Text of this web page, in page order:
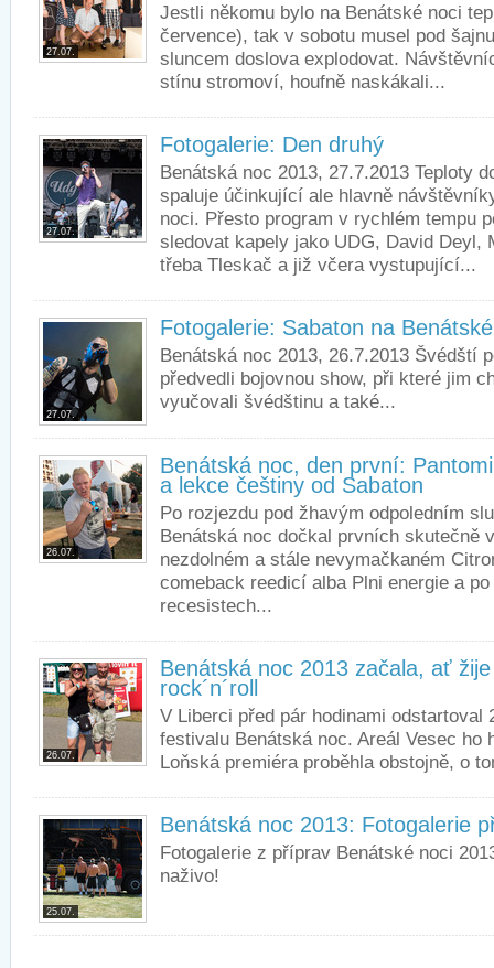
27.07.
Jestli někomu bylo na Benátské noci
července), tak v sobotu musel pod
sluncem doslova explodovat.
stínu stromoví, houfně naskákali...
27.07.
Fotogalerie: Den druhý
Benátská noc 2013, 27.7.2013 Teploty
spaluje účinkující ale hlavně
noci. Přesto program v rychlém tempu
sledovat kapely jako UDG, David Deyl,
třeba Tleskač a již včera vystupující...
27.07.
Fotogalerie: Sabaton na
Benátská noc 2013, 26.7.2013 Švédští
předvedli bojovnou show, při které jim
vyučovali švédštinu a také...
26.07.
Benátská noc, den první:
a lekce češtiny od Sabaton
Po rozjezdu pod žhavým odpoledním
Benátská noc dočkal prvních skutečně
nezdolném a stále nevymačkaném
comeback reedicí alba Plni energie a
recesistech...
26.07.
Benátská noc 2013 začala, ať
rock´n´roll
V Liberci před pár hodinami odstartoval
festivalu Benátská noc. Areál Vesec ho
Loňská premiéra proběhla obstojně, o
25.07.
Benátská noc 2013: Fotogalerie
Fotogalerie z příprav Benátské noci
naživo!